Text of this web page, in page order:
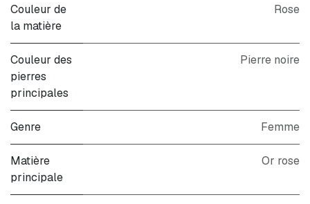
Couleur de
la matière
Rose
Couleur des
pierres
principales
Pierre noire
Genre Femme
Matière
principale
Or rose